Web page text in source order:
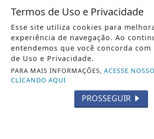
POLICIAL
ECONOMIA
AGRO
PARCERIA
Termos de Uso e Privacidade
Esse site utiliza cookies para
experiência de navegação. Ao
entendemos que você concorda com
de Uso e Privacidade.
PARA MAIS INFORMAÇÕES,ACESSE
CLICANDO AQUI
PROSSEGUIR